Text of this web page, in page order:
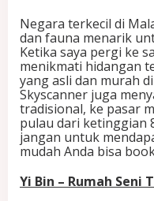
e
n
a
n
g
d
i
M
a
l
y
Negara terkecil di
dan fauna menarik
Ketika saya pergi ke
menikmati hidangan
yang asli dan murah
Skyscanner juga
tradisional, ke pasar
pulau dari ketinggian
jangan untuk
mudah Anda bisa
Yi Bin – Rumah Seni